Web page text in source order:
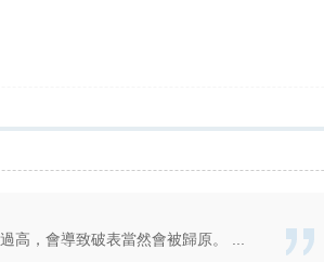
高，會導致破表當然會被歸原。 ...